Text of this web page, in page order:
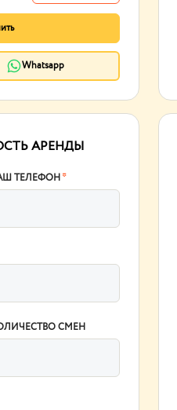
Whatsapp
АРЕНДЫ
ТЕЛЕФОН*
СМЕН